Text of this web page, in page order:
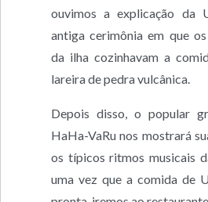
ouvimos a explicação da
antiga cerimônia em que
da ilha cozinhavam a
lareira de pedra vulcânica.
Depois disso, o popular
HaHa-VaRu nos mostrará
os típicos ritmos musicais
uma vez que a comida de